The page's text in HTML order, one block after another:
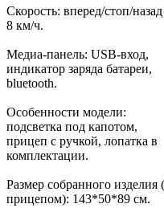
Скорость: вперед/стоп/назад
8 км/ч.
Медиа-панель: USB-вход,
индикатор заряда батареи,
bluetooth.
Особенности модели:
подсветка под капотом,
прицеп с ручкой, лопатка в
комплектации.
Размер собранного изделия
прицепом): 143*50*89 см.